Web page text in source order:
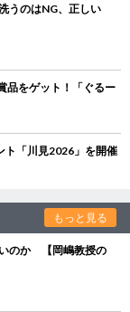
うのはNG、正しい
品をゲット！「ぐるー
「川見2026」を開催
もっと見る
のか 【岡嶋教授の